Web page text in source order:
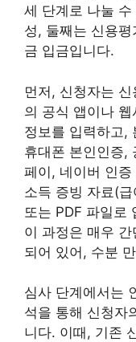
세 단계로 나눌
성, 둘째는 신용
금 입금입니다.
먼저, 신청자는
의 공식 앱이나
정보를 입력하고,
휴대폰 본인인증,
페이, 네이버 인
소득 증빙 자료(
또는 PDF 파일로
이 과정은 매우
되어 있어, 수분
심사 단계에서는
석을 통해 신청자
니다. 이때, 기존